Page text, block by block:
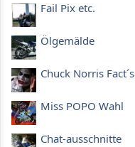
Fail Pix etc.
Ölgemälde
Chuck Norris Fact´s
Miss POPO Wahl
Chat-ausschnitte